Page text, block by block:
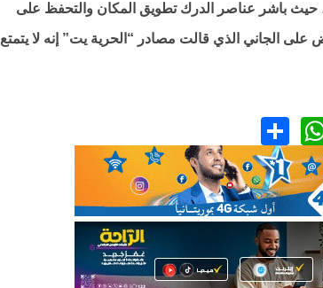
حيث باشر عناصر الدرك تطويق المكان والتحفظ على
الجاني الذي قالت مصادر “الحرية يت” إنه لا يتمتع
WhatsApp